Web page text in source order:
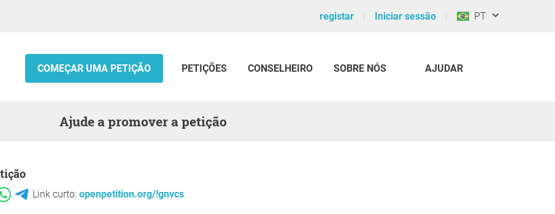
registar Iniciar sessão PT
COMEÇAR UMA PETIÇÃO PETIÇÕES CONSELHEIRO SOBRE NÓS AJUDAR
Ajude a promover a petição
Link curto: openpetition.org/!gnvcs